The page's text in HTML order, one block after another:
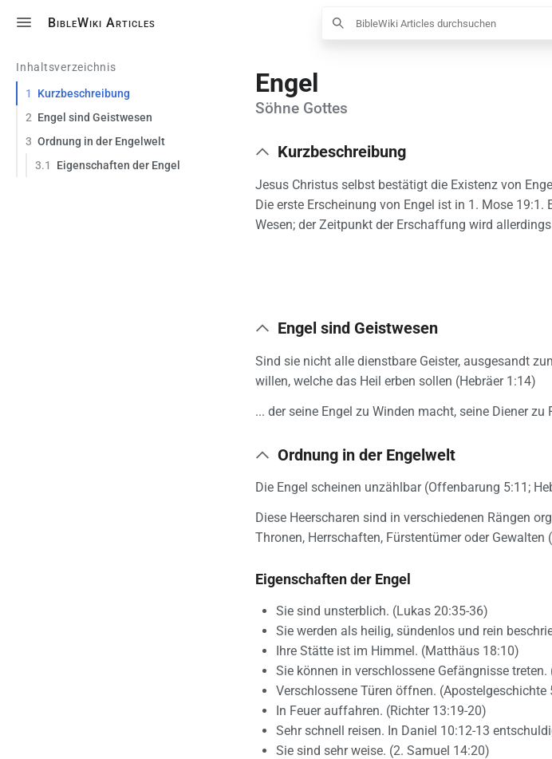
BibleWiki Articles
Engel
Söhne Gottes
Inhaltsverzeichnis
1
Kurzbeschreibung
2 Engel sind Geistwesen
3 Ordnung in der Engelwelt
3.1
Eigenschaften der Engel
Kurzbeschreibung
Jesus Christus selbst bestätigt die Existenz von
Die erste Erscheinung von Engel ist in 1. Mose 19:1.
Wesen; der Zeitpunkt der Erschaffung wird
Engel sind Geistwesen
Sind sie nicht alle dienstbare Geister, ausgesandt
willen, welche das Heil erben sollen (Hebräer 1:14)
... der seine Engel zu Winden macht, seine Diener
Ordnung in der Engelwelt
Die Engel scheinen unzählbar (Offenbarung 5:11;
Diese Heerscharen sind in verschiedenen Rängen
Thronen, Herrschaften, Fürstentümer oder
Eigenschaften der Engel
Sie sind unsterblich. (Lukas 20:35-36)
Sie werden als heilig, sündenlos und rein
Ihre Stätte ist im Himmel. (Matthäus 18:10)
Sie können in verschlossene Gefängnisse
Verschlossene Türen öffnen. (Apostelgeschichte
In Feuer auffahren. (Richter 13:19-20)
Sehr schnell reisen. In Daniel 10:12-13
Sie sind sehr weise. (2. Samuel 14:20)